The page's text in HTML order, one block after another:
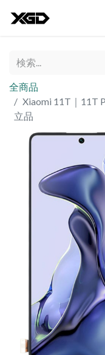
全商品
Xiaomi 11T｜11T
立品